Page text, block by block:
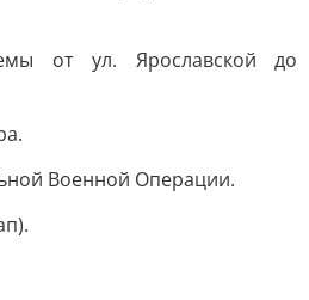
от ул. Ярославской до
Военной Операции.